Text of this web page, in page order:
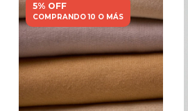
5% OFF
COMPRANDO 10 O MÁS